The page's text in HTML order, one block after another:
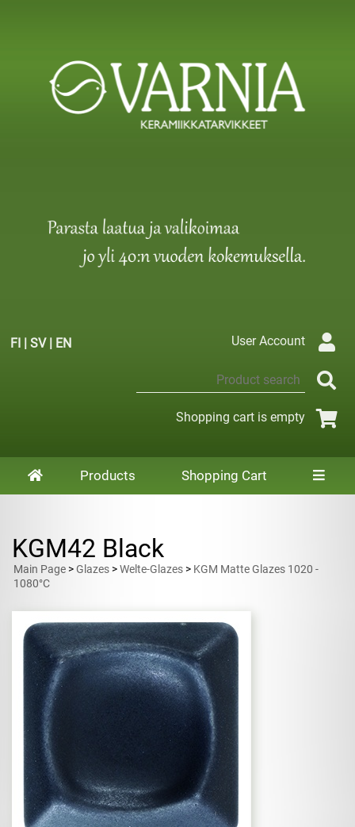
FI | SV| EN User Account
Shopping cart is empty
Products Shopping Cart
KGM42 Black
Main Page >Glazes >Welte-Glazes > KGM Matte Glazes 1020 -
1080°C